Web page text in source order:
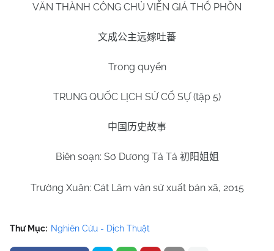
VĂN THÀNH CÔNG CHỦ VIỄN GIÁ THỔ PHỒN
文成公主远嫁吐蕃
Trong quyển
TRUNG QUỐC LỊCH SỬ CỐ SỰ (tập 5)
中国历史故事
Biên soạn: Sơ Dương Tả Tả 初阳姐姐
Trường Xuân: Cát Lâm văn sử xuất bản xã, 2015
Thư Mục: Nghiên Cứu - Dịch Thuật